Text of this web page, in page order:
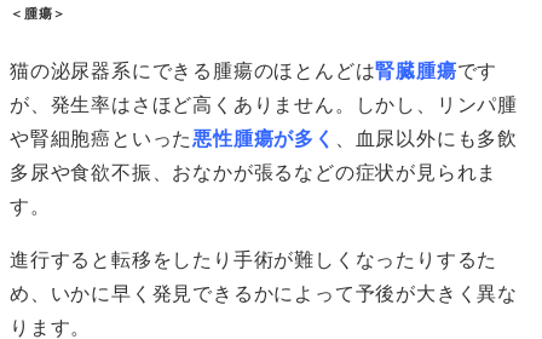
＜腫瘍＞
猫の泌尿器系にできる腫瘍のほとんどは腎臓腫瘍です
が、発生率はさほど高くありません。しかし、リンパ腫
や腎細胞癌といった 悪性腫瘍が多く
、血尿以外にも多飲
多尿や食欲不振、おなかが張るなどの症状が見られま
す。
進行すると転移をしたり手術が難しくなったりするた
め、いかに早く発見できるかによって予後が大きく異な
ります。